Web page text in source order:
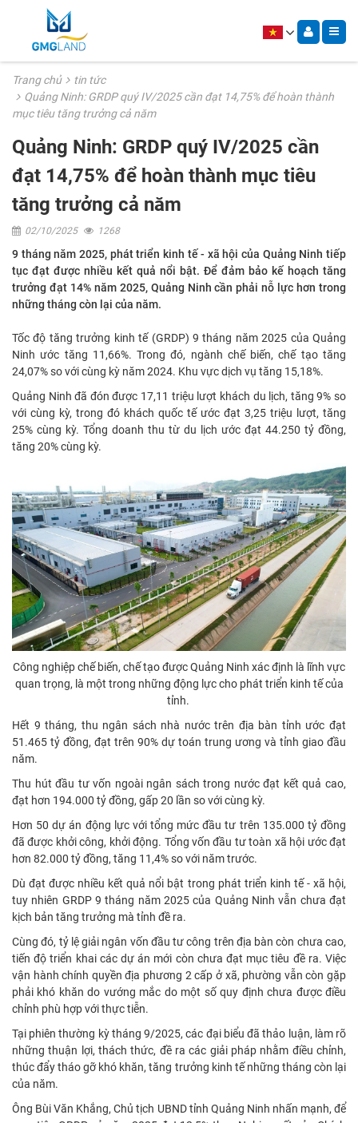
Trang chủ
tin tức
Quảng Ninh: GRDP quý IV/2025 cần đạt 14,75% để hoàn thành
mục tiêu tăng trưởng cả năm
Quảng Ninh: GRDP quý IV/2025 cần
đạt 14,75% để hoàn thành mục tiêu
tăng trưởng cả năm
02/10/2025 1268
9 tháng năm 2025, phát triển kinh tế - xã hội của Quảng Ninh tiếp
tục đạt được nhiều kết quả nổi bật. Để đảm bảo kế hoạch tăng
trưởng đạt 14% năm 2025, Quảng Ninh cần phải nỗ lực hơn trong
những tháng còn lại của năm.
Tốc độ tăng trưởng kinh tế (GRDP) 9 tháng năm 2025 của Quảng
Ninh ước tăng 11,66%. Trong đó, ngành chế biến, chế tạo tăng
24,07% so với cùng kỳ năm 2024. Khu vực dịch vụ tăng 15,18%.
Quảng Ninh đã đón được 17,11 triệu lượt khách du lịch, tăng 9% so
với cùng kỳ, trong đó khách quốc tế ước đạt 3,25 triệu lượt, tăng
25% cùng kỳ. Tổng doanh thu từ du lịch ước đạt 44.250 tỷ đồng,
tăng 20% cùng kỳ.
Công nghiệp chế biến, chế tạo được Quảng Ninh xác định là lĩnh vực
quan trọng, là một trong những động lực cho phát triển kinh tế của
tỉnh.
Hết 9 tháng, thu ngân sách nhà nước trên địa bàn tỉnh ước đạt
51.465 tỷ đồng, đạt trên 90% dự toán trung ương và tỉnh giao đầu
năm.
Thu hút đầu tư vốn ngoài ngân sách trong nước đạt kết quả cao,
đạt hơn 194.000 tỷ đồng, gấp 20 lần so với cùng kỳ.
Hơn 50 dự án động lực với tổng mức đầu tư trên 135.000 tỷ đồng
đã được khởi công, khởi động. Tổng vốn đầu tư toàn xã hội ước đạt
hơn 82.000 tỷ đồng, tăng 11,4% so với năm trước.
Dù đạt được nhiều kết quả nổi bật trong phát triển kinh tế - xã hội,
tuy nhiên GRDP 9 tháng năm 2025 của Quảng Ninh vẫn chưa đạt
kịch bản tăng trưởng mà tỉnh đề ra.
Cùng đó, tỷ lệ giải ngân vốn đầu tư công trên địa bàn còn chưa cao,
tiến độ triển khai các dự án mới còn chưa đạt mục tiêu đề ra. Việc
vận hành chính quyền địa phương 2 cấp ở xã, phường vẫn còn gặp
phải khó khăn do vướng mắc do một số quy định chưa được điều
chỉnh phù hợp với thực tiễn.
Tại phiên thường kỳ tháng 9/2025, các đại biểu đã thảo luận, làm rõ
những thuận lợi, thách thức, đề ra các giải pháp nhằm điều chỉnh,
thúc đẩy tháo gỡ khó khăn, tăng trưởng kinh tế những tháng còn lại
của năm.
Ông Bùi Văn Khắng, Chủ tịch UBND tỉnh Quảng Ninh nhấn mạnh, để